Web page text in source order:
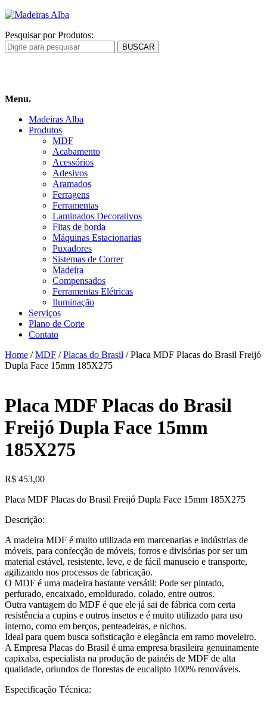
Pesquisar por Produtos:
Menu.
Madeiras Alba
Produtos
MDF
Acabamento
Acessórios
Adesivos
Aramados
Ferragens
Ferramentas
Laminados Decorativos
Fitas de borda
Máquinas Estacionarias
Puxadores
Sistemas de Correr
Madeira
Compensados
Ferramentas Elétricas
Iluminação
Serviços
Plano de Corte
Contato
Home /MDF /Placas do Brasil / Placa MDF Placas do Brasil Freijó
Dupla Face 15mm 185X275
Placa MDF Placas do Brasil
Freijó Dupla Face 15mm
185X275
R$ 453,00
Placa MDF Placas do Brasil Freijó Dupla Face 15mm 185X275
Descrição:
A madeira MDF é muito utilizada em marcenarias e indústrias de
móveis, para confecção de móveis, forros e divisórias por ser um
material estável, resistente, leve, e de fácil manuseio e transporte,
agilizando nos processos de fabricação.
O MDF é uma madeira bastante versátil: Pode ser pintado,
perfurado, encaixado, emoldurado, colado, entre outros.
Outra vantagem do MDF é que ele já sai de fábrica com certa
resistência a cupins e outros insetos e é muito utilizado para uso
interno, como em berços, penteadeiras, e nichos.
Ideal para quem busca sofisticação e elegância em ramo moveleiro.
A Empresa Placas do Brasil é uma empresa brasileira genuinamente
capixaba, especialista na produção de painéis de MDF de alta
qualidade, oriundos de florestas de eucalipto 100% renováveis.
Especificação Técnica: